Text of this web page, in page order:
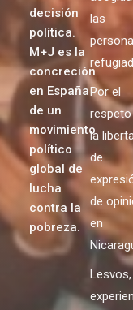
decisión
política.
M+J es la
concreción
en España
de un
movimiento
político
global de
lucha
contra la
pobreza.
las
Por el
la
de
de
en